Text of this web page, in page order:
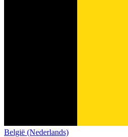
België (Nederlands)